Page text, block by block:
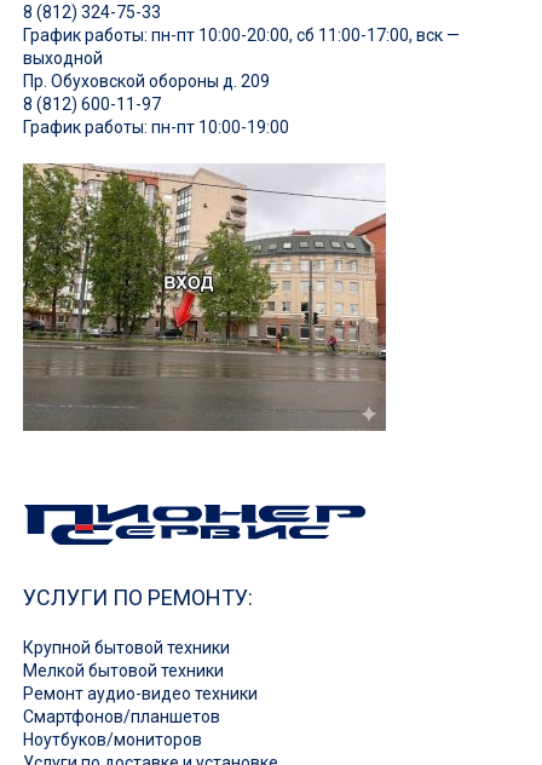
8 (812) 324-75-33
График работы: пн-пт 10:00-20:00, сб 11:00-17:00, вск —
выходной
Пр. Обуховской обороны д. 209
8 (812) 600-11-97
График работы: пн-пт 10:00-19:00
УСЛУГИ ПО РЕМОНТУ:
Крупной бытовой техники
Мелкой бытовой техники
Ремонт аудио-видео техники
Смартфонов/планшетов
Ноутбуков/мониторов